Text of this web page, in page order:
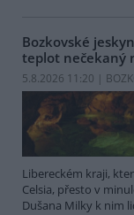
Bozkovské
teplot nečekaný
5.8.2026 11:20 |
Libereckém kraji,
Celsia, přesto v
Dušana Milky k nim